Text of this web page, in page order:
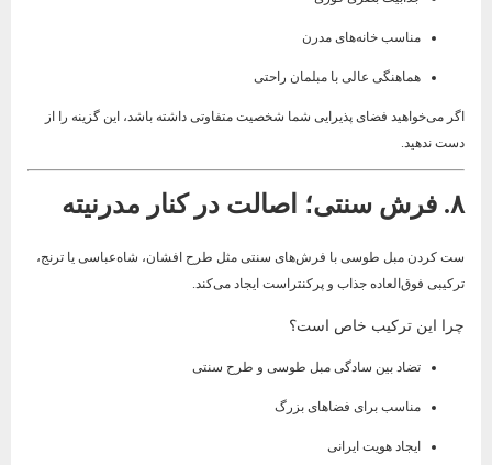
مناسب خانه‌های مدرن
هماهنگی عالی با مبلمان راحتی
اگر می‌خواهید فضای پذیرایی شما شخصیت متفاوتی داشته باشد، این گزینه را از
دست ندهید.
۸. فرش سنتی؛ اصالت در کنار مدرنیته
ست کردن مبل طوسی با فرش‌های سنتی مثل طرح افشان، شاه‌عباسی یا ترنج،
ترکیبی فوق‌العاده جذاب و پرکنتراست ایجاد می‌کند.
چرا این ترکیب خاص است؟
تضاد بین سادگی مبل طوسی و طرح سنتی
مناسب برای فضاهای بزرگ
ایجاد هویت ایرانی